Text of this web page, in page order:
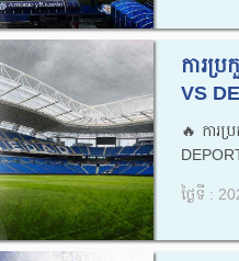
ការប្
VS
🔥ការ
ថ្ងៃទី :